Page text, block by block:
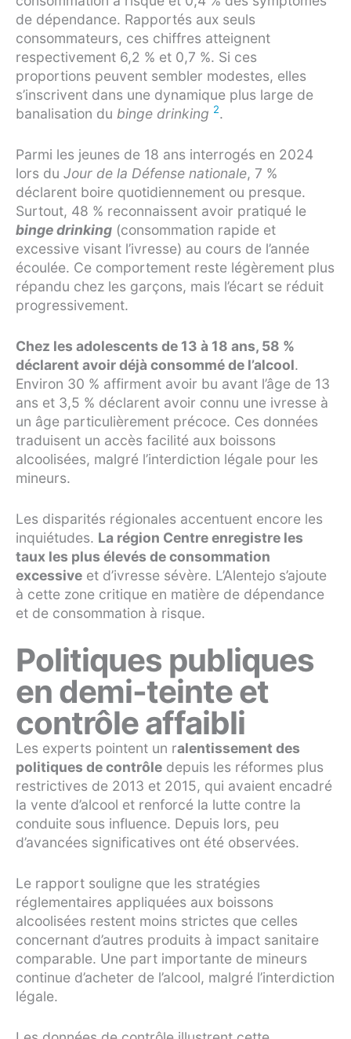
de dépendance. Rapportés aux seuls
consommateurs, ces chiffres atteignent
respectivement 6,2 % et 0,7 %. Si ces
proportions peuvent sembler modestes, elles
s’inscrivent dans une dynamique plus large de
banalisation du binge drinking 2.
Parmi les jeunes de 18 ans interrogés en 2024
lors du Jour de la Défense nationale, 7 %
déclarent boire quotidiennement ou presque.
Surtout, 48 % reconnaissent avoir pratiqué le
binge drinking (consommation rapide et
excessive visant l’ivresse) au cours de l’année
écoulée. Ce comportement reste légèrement plus
répandu chez les garçons, mais l’écart se réduit
progressivement.
Chez les adolescents de 13 à 18 ans, 58 %
déclarent avoir déjà consommé de l’alcool.
Environ 30 % affirment avoir bu avant l’âge de 13
ans et 3,5 % déclarent avoir connu une ivresse à
un âge particulièrement précoce. Ces données
traduisent un accès facilité aux boissons
alcoolisées, malgré l’interdiction légale pour les
mineurs.
Les disparités régionales accentuent encore les
inquiétudes. La région Centre enregistre les
taux les plus élevés de consommation
excessive et d’ivresse sévère. L’Alentejo s’ajoute
à cette zone critique en matière de dépendance
et de consommation à risque.
Politiques publiques
en demi-teinte et
contrôle affaibli
Les experts pointent un ralentissement des
politiques de contrôle depuis les réformes plus
restrictives de 2013 et 2015, qui avaient encadré
la vente d’alcool et renforcé la lutte contre la
conduite sous influence. Depuis lors, peu
d’avancées significatives ont été observées.
Le rapport souligne que les stratégies
réglementaires appliquées aux boissons
alcoolisées restent moins strictes que celles
concernant d’autres produits à impact sanitaire
comparable. Une part importante de mineurs
continue d’acheter de l’alcool, malgré l’interdiction
légale.